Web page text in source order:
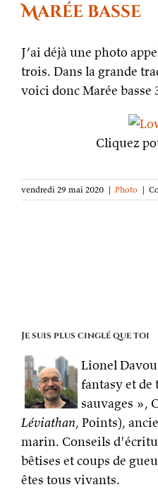
Marée basse
J’ai déjà une photo
trois. Dans la grande
voici donc Marée basse
Cliquez
vendredi 29 mai 2020 | Photo |
Je suis plus cinglé que toi
Lionel
fantasy et
sauvages »,
Léviathan, Points),
marin. Conseils
bêtises et coups de
êtes tous vivants.